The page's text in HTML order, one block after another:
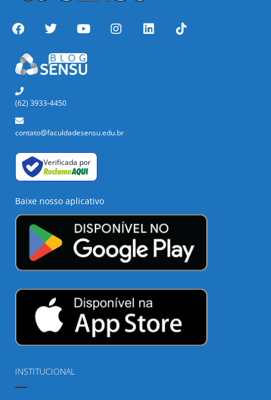
(62) 3933-4450
contato@faculdadesensu.edu.br
Verificada por
Baixe nosso aplicativo
INSTITUCIONAL